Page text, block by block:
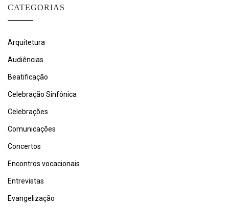
CATEGORIAS
Arquitetura
Audiências
Beatificação
Celebração Sinfônica
Celebrações
Comunicações
Concertos
Encontros vocacionais
Entrevistas
Evangelização